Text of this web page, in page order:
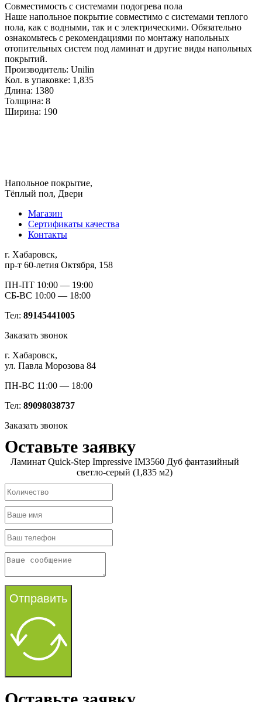
Совместимость с системами подогрева пола
Наше напольное покрытие совместимо с системами теплого
пола, как с водными, так и с электрическими. Обязательно
ознакомьтесь с рекомендациями по монтажу напольных
отопительных систем под ламинат и другие виды напольных
покрытий.
Производитель: Unilin
Кол. в упаковке: 1,835
Длина: 1380
Толщина: 8
Ширина: 190
Напольное покрытие,
Тёплый пол, Двери
Магазин
Сертификаты качества
Контакты
г. Хабаровск,
пр-т 60-летия Октября, 158
ПН-ПТ 10:00 — 19:00
СБ-ВС 10:00 — 18:00
Тел: 89145441005
Заказать звонок
г. Хабаровск,
ул. Павла Морозова 84
ПН-ВС 11:00 — 18:00
Тел: 89098038737
Заказать звонок
Оставьте заявку
Ламинат Quick-Step Impressive IM3560 Дуб фантазийный
светло-серый (1,835 м2)
Отправить